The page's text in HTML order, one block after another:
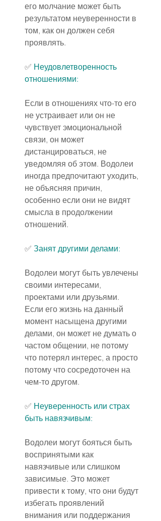
его молчание может быть
результатом неуверенности в
том, как он должен себя
проявлять.
✅ Неудовлетворенность
отношениями:
Если в отношениях что-то его
не устраивает или он не
чувствует эмоциональной
связи, он может
дистанцироваться, не
уведомляя об этом. Водолеи
иногда предпочитают уходить,
не объясняя причин,
особенно если они не видят
смысла в продолжении
отношений.
✅ Занят другими делами:
Водолеи могут быть увлечены
своими интересами,
проектами или друзьями.
Если его жизнь на данный
момент насыщена другими
делами, он может не думать о
частом общении, не потому
что потерял интерес, а просто
потому что сосредоточен на
чем-то другом.
✅ Неуверенность или страх
быть навязчивым:
Водолеи могут бояться быть
воспринятыми как
навязчивые или слишком
зависимые. Это может
привести к тому, что они будут
избегать проявлений
внимания или поддержания